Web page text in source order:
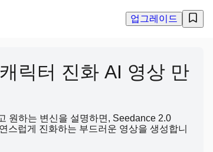
업그레이드
릭터 진화 AI 영상 만
원하는 변신을 설명하면, Seedance 2.0
스럽게 진화하는 부드러운 영상을 생성합니